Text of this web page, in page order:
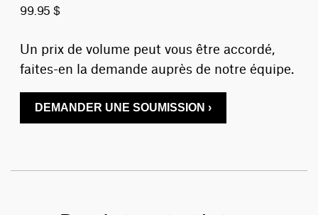
99.95 $
Un prix de volume peut vous être accordé,
faites-en la demande auprès de notre équipe.
DEMANDER UNE SOUMISSION ›